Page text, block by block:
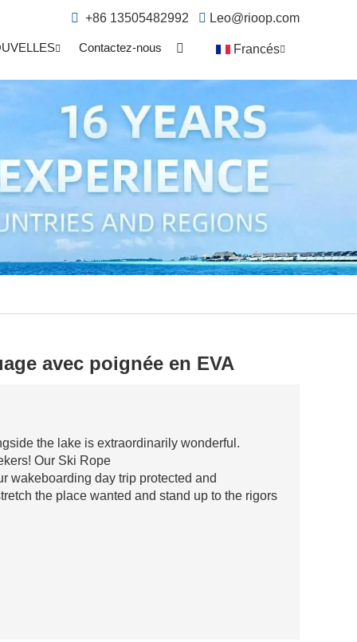
+86 13505482992 Leo@rioop.com
Contactez-nous Francés
avec poignée en EVA
the lake is extraordinarily wonderful.
Our Ski Rope
wakeboarding day trip protected and
the place wanted and stand up to the rigors